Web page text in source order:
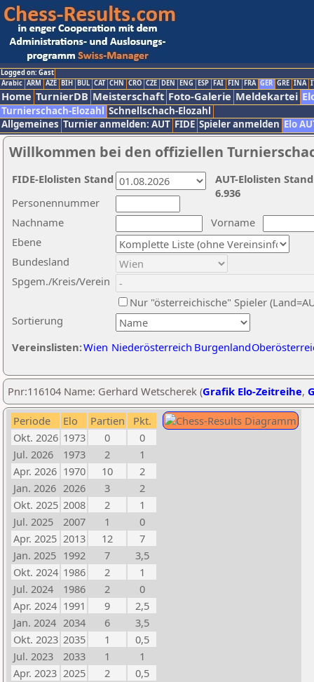
Logged on: Gast
Arabic ARM AZE BIH BUL CAT CHN CRO CZE DEN ENG ESP FAI FIN FRA GER GRE INA
Home TurnierDB Meisterschaft Foto-Galerie Meldekartei
Turnierschach-Elozahl Schnellschach-Elozahl
Allgemeines Turnier anmelden: AUT FIDE Spieler anmelden Elo
Willkommen bei den offiziellen
Nachname
Vorname
Ebene
Sortierung
Personennummer
Bundesland
Spgem./Kreis/Verein
Nur "österreichische" Spieler
Vereinslisten:Wien Niederösterreich Burgenland
AUT-Elolisten
6.936
FIDE-Elolisten Stand
Pnr:116104 Name: Gerhard Wetscherek (Grafik Elo-Zeitreihe,
Periode Elo Partien
Pkt.
Okt. 2026 1973 0
0
Jul. 2026
1973 2
1
Apr. 2026 1970 10
2
Jan. 2026 2026 3
2
Okt. 2025 2008 2
1
Jul. 2025
2007 1
0
Apr. 2025 2013 12
7
Jan. 2025 1992 7
3,5
Okt. 2024 1986 2
1
Jul. 2024
1986 2
0
Apr. 2024 1991 9
2,5
Jan. 2024 2034 6
3,5
Okt. 2023 2035 1
0,5
Jul. 2023
2033 1
1
Apr. 2023 2025 2
0,5